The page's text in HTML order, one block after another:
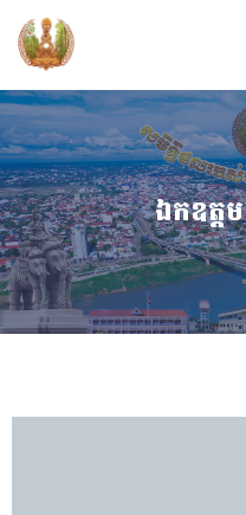
ឯកឧត្ត